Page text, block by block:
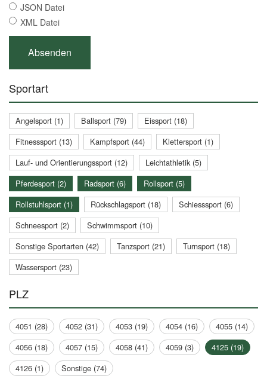
JSON Datei
XML Datei
Sportart
Angelsport (1) Ballsport (79)
Eissport (18)
Fitnesssport (13)
Kampfsport (44)
Klettersport (1)
Lauf- und Orientierungssport (12)
Leichtathletik (5)
Pferdesport (2)
Radsport (6)
Rollsport (5)
Rollstuhlsport (1)
Rückschlagsport (18)
Schiesssport (6)
Schneesport (2)
Schwimmsport (10)
Sonstige Sportarten (42)
Tanzsport (21)
Turnsport (18)
Wassersport (23)
PLZ
4051 (28) 4052 (31) 4053 (19) 4054 (16)
4055 (14)
4056 (18)
4057 (15) 4058 (41) 4059 (3)
4125 (19)
4126 (1)
Sonstige (74)